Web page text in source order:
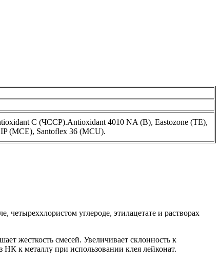
С (ЧССР).Antioxidant 4010 NA (В), Eastozone (ТЕ),
(MCE), Santoflex 36 (MCU).
четыреххлористом углероде, этилацетате и растворах
жесткость смесей. Увеличивает склонность к
к металлу при использовании клея лейконат.